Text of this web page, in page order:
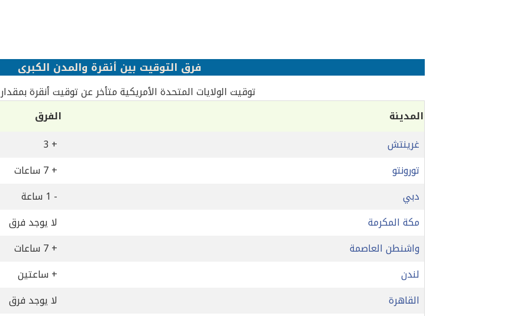
فرق التوقيت بين أنقرة والمدن الكبرى
توقيت الولايات المتحدة الأمريكية متأخر عن توقيت أنقرة بمقدار 9 ساعات
المدينة
الفرق
غرينتش
+ 3
تورونتو
+ 7 ساعات
دبي
- 1 ساعة
مكة المكرمة
لا يوجد فرق
واشنطن العاصمة
+ 7 ساعات
لندن
+ ساعتين
القاهرة
لا يوجد فرق